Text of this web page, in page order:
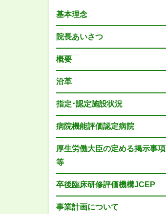
基本理念
院長あいさつ
概要
沿革
指定･認定施設状況
病院機能評価認定病院
厚生労働大臣の定める掲示事項
等
卒後臨床研修評価機構JCEP
事業計画について